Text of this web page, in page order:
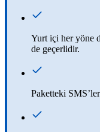
Yurt içi her yöne
de geçerlidir.
Paketteki